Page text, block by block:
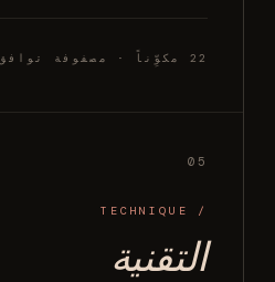
22 مكوِّناً · مصفوفة توافق
05
/ TECHNIQUE
التقنية